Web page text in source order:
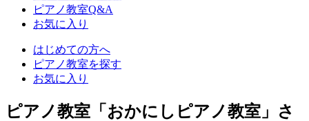
ピアノ教室Q&A
お気に入り
はじめての方へ
ピアノ教室を探す
お気に入り
ピアノ教室「おかにしピアノ教室」さ